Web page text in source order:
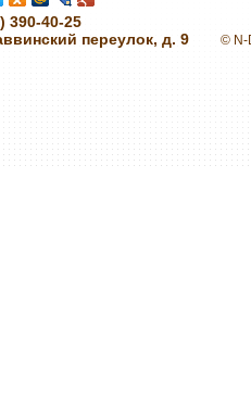
390-40-25
переулок, д. 9
© N-